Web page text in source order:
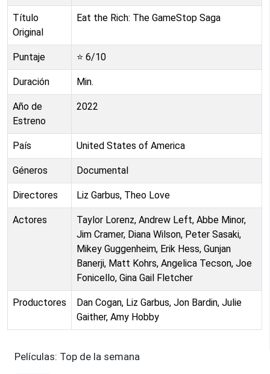
Título
Original
Eat the Rich: The GameStop Saga
Puntaje ⭐ 6/10
Duración Min.
Año de
Estreno
2022
País United States of America
Géneros Documental
Directores Liz Garbus, Theo Love
Actores
Taylor Lorenz, Andrew Left, Abbe Minor,
Jim Cramer, Diana Wilson, Peter Sasaki,
Mikey Guggenheim, Erik Hess, Gunjan
Banerji, Matt Kohrs, Angelica Tecson, Joe
Fonicello, Gina Gail Fletcher
Productores
Dan Cogan, Liz Garbus, Jon Bardin, Julie
Gaither, Amy Hobby
Películas: Top de la semana